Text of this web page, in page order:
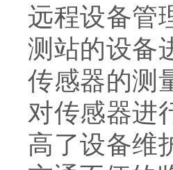
远程设备管
测站的设备
传感器的测
对传感器进
高了设备维